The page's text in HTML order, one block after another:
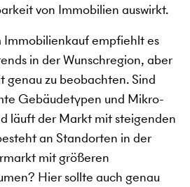
von Immobilien auswirkt.
Immobilienkauf empfiehlt es
in der Wunschregion, aber
genau zu beobachten. Sind
Gebäudetypen und Mikro-
läuft der Markt mit steigenden
an Standorten in der
mit größeren
Hier sollte auch genau